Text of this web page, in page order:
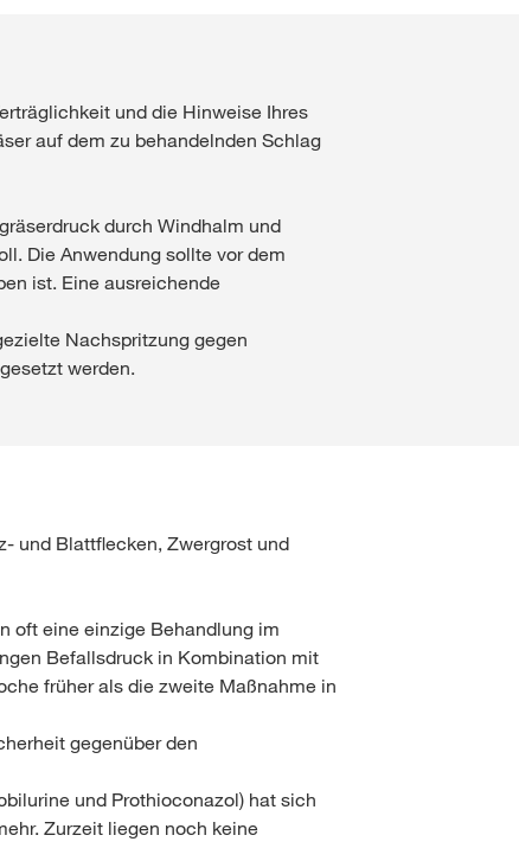
und die Hinweise Ihres
auf dem zu behandelnden Schlag
durch Windhalm und
Die Anwendung sollte vor dem
ist. Eine ausreichende
Nachspritzung gegen
werden.
und Blattflecken, Zwergrost und
oft eine einzige Behandlung im
Befallsdruck in Kombination mit
früher als die zweite Maßnahme in
gegenüber den
und Prothioconazol) hat sich
Zurzeit liegen noch keine